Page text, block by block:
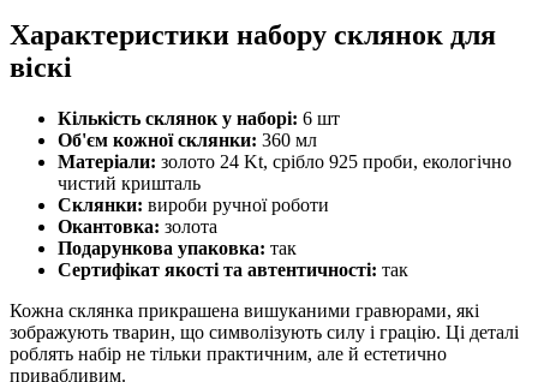
Характеристики набору склянок для
віскі
Кількість склянок у наборі: 6 шт
Об'єм кожної склянки: 360 мл
Матеріали: золото 24 Kt, срібло 925 проби, екологічно
чистий кришталь
Склянки: вироби ручної роботи
Окантовка: золота
Подарункова упаковка: так
Сертифікат якості та автентичності: так
Кожна склянка прикрашена вишуканими гравюрами, які
зображують тварин, що символізують силу і грацію. Ці деталі
роблять набір не тільки практичним, але й естетично
привабливим.